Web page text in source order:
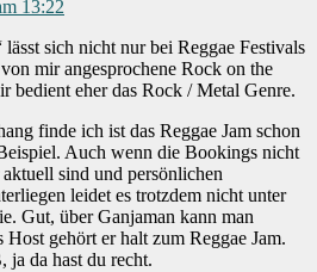
13:22
lässt sich nicht nur bei Reggae Festivals
mir angesprochene Rock on the
bedient eher das Rock / Metal Genre.
finde ich ist das Reggae Jam schon
Auch wenn die Bookings nicht
sind und persönlichen
leidet es trotzdem nicht unter
Gut, über Ganjaman kann man
Host gehört er halt zum Reggae Jam.
ja da hast du recht.